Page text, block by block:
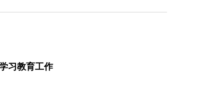
习教育工作